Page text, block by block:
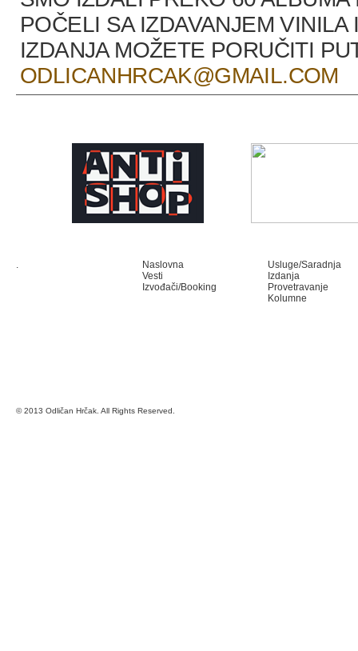
POČELI SA IZDAVANJEM
IZDANJA MOŽETE PORUČITI
ODLICANHRCAK@GMAIL.COM
.
Naslovna
Vesti
Izvođači/Booking
Usluge/Saradnja
Izdanja
Provetravanje
Kolumne
© 2013 Odličan Hrčak. All Rights Reserved.